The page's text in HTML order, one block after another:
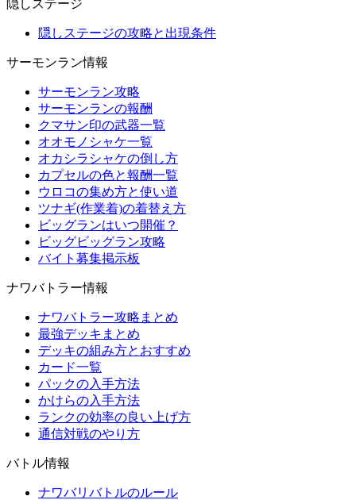
隠しステージ
隠しステージの攻略と出現条件
サーモンラン情報
サーモンラン攻略
サーモンランの報酬
クマサン印の武器一覧
オオモノシャケ一覧
オカシラシャケの倒し方
カプセルの色と報酬一覧
ウロコの集め方と使い道
ツナギ(作業着)の着替え方
ビッグランはいつ開催？
ビッグビッグラン攻略
バイト募集掲示板
ナワバトラー情報
ナワバトラー攻略まとめ
最強デッキまとめ
デッキの組み方とおすすめ
カード一覧
パックの入手方法
かけらの入手方法
ランクの効率の良い上げ方
通信対戦のやり方
バトル情報
ナワバリバトルのルール